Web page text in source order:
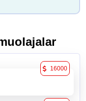
16000